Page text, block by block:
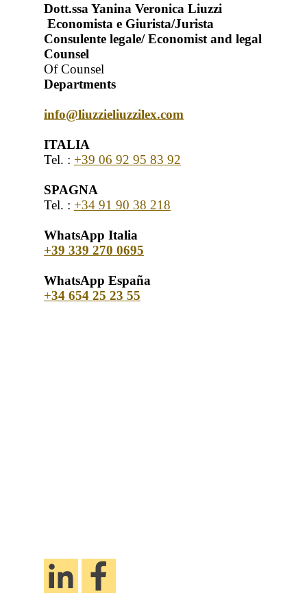
Dott.ssa Yanina Veronica Liuzzi
Economista e Giurista/Jurista
Consulente legale/ Economist and legal
Counsel
Of Counsel
Departments
info@liuzzieliuzzilex.com
ITALIA
Tel. : +39 06 92 95 83 92
SPAGNA
Tel. : +34 91 90 38 218
WhatsApp Italia
+39 339 270 0695
WhatsApp España
+34 654 25 23 55